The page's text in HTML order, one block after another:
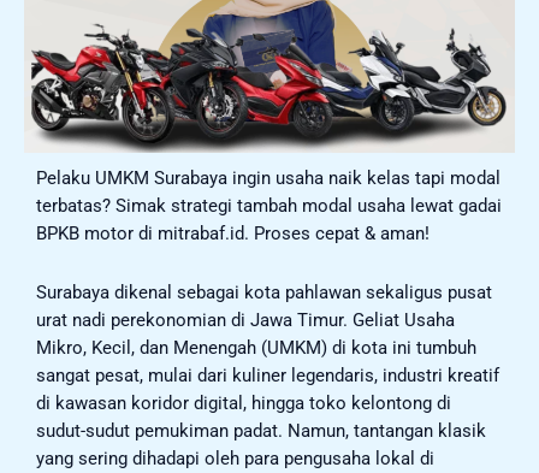
Pelaku UMKM Surabaya ingin usaha naik kelas tapi modal
terbatas? Simak strategi tambah modal usaha lewat gadai
BPKB motor di mitrabaf.id. Proses cepat & aman!
Surabaya dikenal sebagai kota pahlawan sekaligus pusat
urat nadi perekonomian di Jawa Timur. Geliat Usaha
Mikro, Kecil, dan Menengah (UMKM) di kota ini tumbuh
sangat pesat, mulai dari kuliner legendaris, industri kreatif
di kawasan koridor digital, hingga toko kelontong di
sudut-sudut pemukiman padat. Namun, tantangan klasik
yang sering dihadapi oleh para pengusaha lokal di